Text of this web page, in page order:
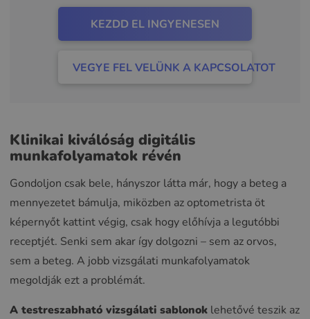
KEZDD EL INGYENESEN
VEGYE FEL VELÜNK A KAPCSOLATOT
Klinikai kiválóság digitális
munkafolyamatok révén
Gondoljon csak bele, hányszor látta már, hogy a beteg a
mennyezetet bámulja, miközben az optometrista öt
képernyőt kattint végig, csak hogy előhívja a legutóbbi
receptjét. Senki sem akar így dolgozni – sem az orvos,
sem a beteg. A jobb vizsgálati munkafolyamatok
megoldják ezt a problémát.
A testreszabható vizsgálati sablonok lehetővé teszik az